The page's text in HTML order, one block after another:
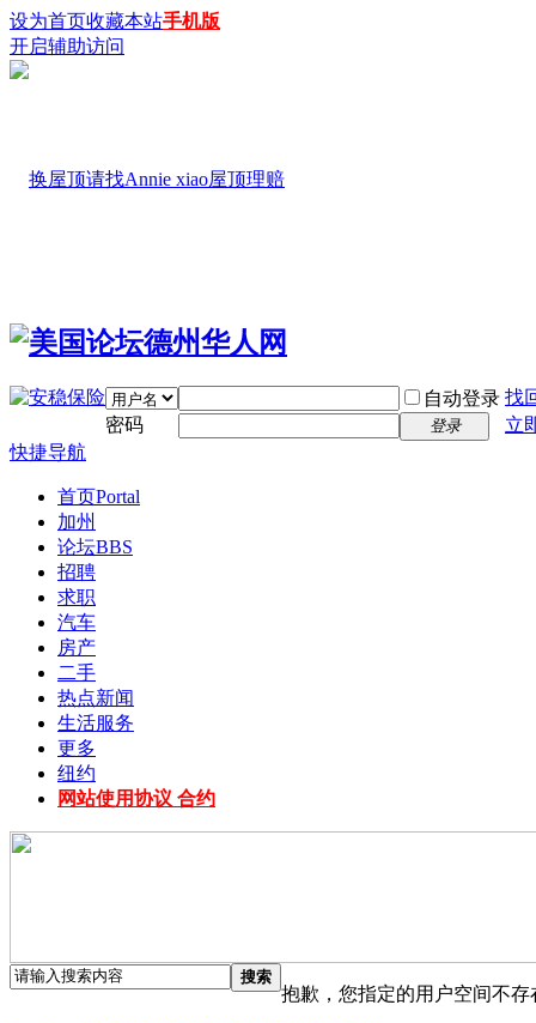
设为首页收藏本站手机版
开启辅助访问
自动登录 找
密码
登录
立
快捷导航
首页Portal
加州
论坛BBS
招聘
求职
汽车
房产
二手
热点新闻
生活服务
更多
纽约
网站使用协议 合约
搜索
抱歉，您指定的用户空间不存